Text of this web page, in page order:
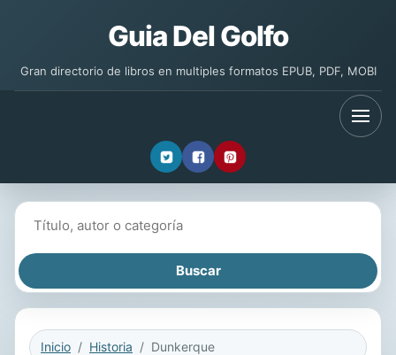
Guia Del Golfo
Gran directorio de libros en multiples formatos EPUB, PDF, MOBI
Inicio Historia Dunkerque